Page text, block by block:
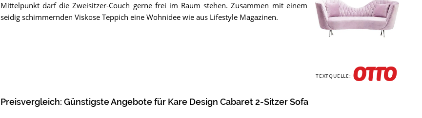
Kare
Mittelpunkt darf die Zweisitzer-Couch gerne frei im Raum stehen. Zusammen mit einem
seidig schimmernden Viskose Teppich eine Wohnidee wie aus Lifestyle Magazinen.
TEXTQUELLE:
Preisvergleich: Günstigste Angebote für Kare Design Cabaret 2-Sitzer Sofa